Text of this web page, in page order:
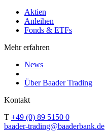
Aktien
Anleihen
Fonds & ETFs
Mehr erfahren
News
Über Baader Trading
Kontakt
T +49 (0) 89 5150 0
baader-trading@baaderbank.de